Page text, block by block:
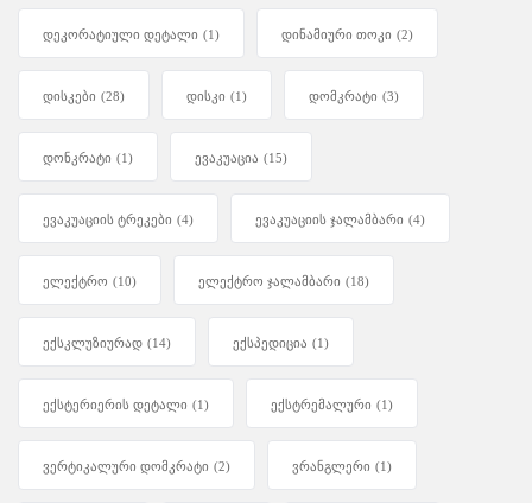
დეკორატიული დეტალი (1) დინამიური თოკი (2)
დისკები (28) დისკი (1) დომკრატი (3)
დონკრატი (1) ევაკუაცია (15)
ევაკუაციის ტრეკები (4) ევაკუაციის ჯალამბარი (4)
ელექტრო (10) ელექტრო ჯალამბარი (18)
ექსკლუზიურად (14) ექსპედიცია (1)
ექსტერიერის დეტალი (1) ექსტრემალური (1)
ვერტიკალური დომკრატი (2) ვრანგლერი (1)